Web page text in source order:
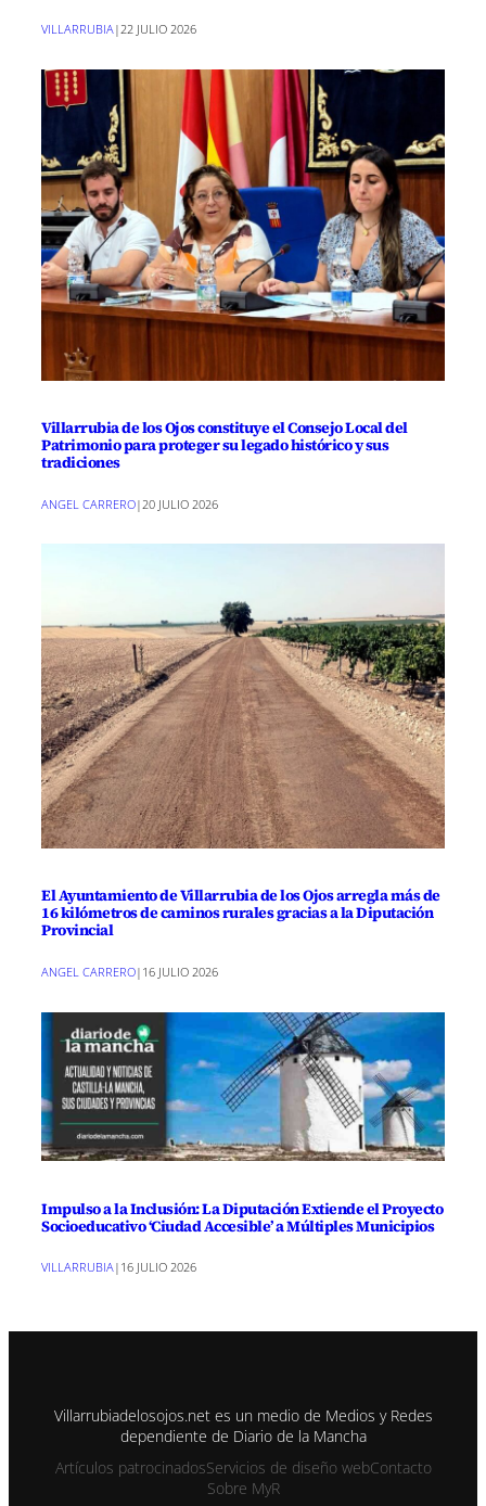
VILLARRUBIA|22 JULIO 2026
Villarrubia de los Ojos constituye el Consejo Local del
Patrimonio para proteger su legado histórico y sus
tradiciones
ANGEL CARRERO| 20 JULIO 2026
El Ayuntamiento de Villarrubia de los Ojos arregla más de
16 kilómetros de caminos rurales gracias a la Diputación
Provincial
ANGEL CARRERO| 16 JULIO 2026
Impulso a la Inclusión: La Diputación Extiende el Proyecto
Socioeducativo ‘Ciudad Accesible’ a Múltiples Municipios
VILLARRUBIA| 16 JULIO 2026
Villarrubiadelosojos.net es un medio de Medios y Redes
dependiente de Diario de la Mancha
Artículos patrocinadosServicios de diseño webContacto
Sobre MyR